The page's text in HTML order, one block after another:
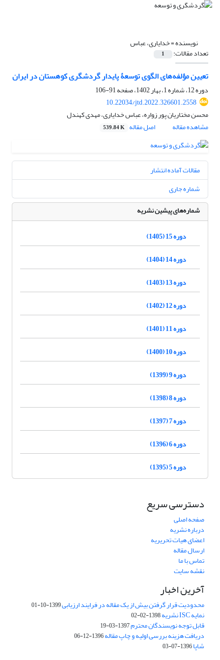
نویسنده =خدایاری، عباس
تعداد مقالات: 1
تعیین مؤلفه‌های الگوی توسعۀ پایدار گردشگری کوهستان در ایران
دوره 12، شماره 1، بهار 1402، صفحه
91-106
10.22034/jtd.2022.326601.2558
محسن مختاریان پور زواره، عباس خدایاری، مهدی کهندل
مشاهده مقاله
اصل مقاله 539.84 K
مقالات آماده انتشار
شماره جاری
شماره‌های پیشین نشریه
دوره 15 (1405)
دوره 14 (1404)
دوره 13 (1403)
دوره 12 (1402)
دوره 11 (1401)
دوره 10 (1400)
دوره 9 (1399)
دوره 8 (1398)
دوره 7 (1397)
دوره 6 (1396)
دوره 5 (1395)
دسترسی سریع
صفحه اصلی
درباره نشریه
اعضای هیات تحریریه
ارسال مقاله
تماس با ما
نقشه سایت
آخرین اخبار
محدودیت قرار گرفتن بیش از یک مقاله در فرایند ارزیابی1399-10-01
نمایه ISC نشریه 1398-02-02
قابل توجه نویسندگان محترم1397-03-19
دریافت هزینه بررسی اولیه و چاپ مقاله1396-12-06
شاپا1396-07-03